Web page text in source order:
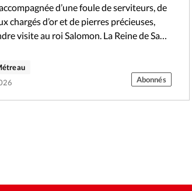
d’une foule de serviteurs, de
chargés d’or et de pierres précieuses,
visite au roi Salomon. La Reine de Saba
Abonnés